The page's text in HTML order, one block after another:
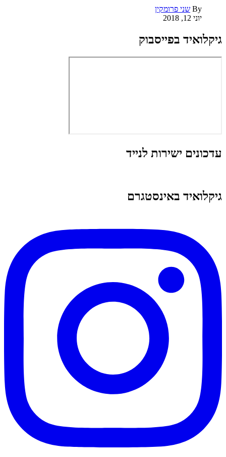
By שני פרומקין
יוני 12, 2018
גיקלואיד בפייסבוק
עדכונים ישירות לנייד
גיקלואיד באינסטגרם